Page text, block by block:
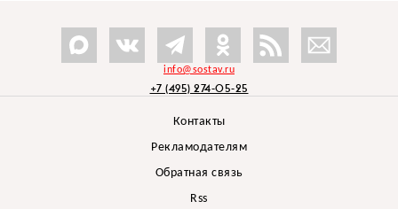
info@sostav.ru
+7 (495) 274-05-25
Контакты
Рекламодателям
Обратная связь
Rss